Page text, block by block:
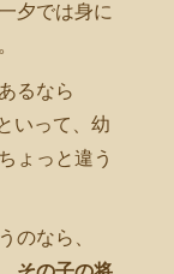
夕では身に
るなら
いって、幼
ょっと違う
のなら、